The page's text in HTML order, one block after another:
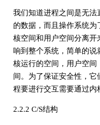
我们知道进程之间是无法
的数据，而且操作系统
核空间和用户空间分离
响到整个系统，简单的说
核运行的空间，用户空间
间。为了保证安全性，
程要进行交互需要通过内
2.2.2 C/S结构